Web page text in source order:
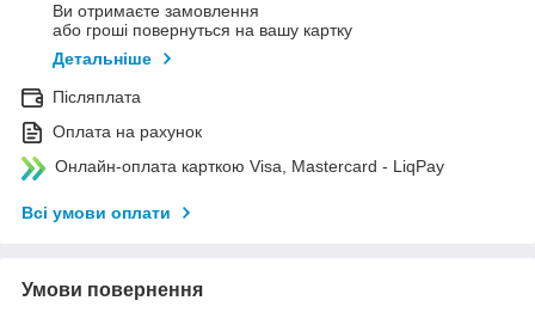
Ви отримаєте замовлення
або гроші повернуться на вашу картку
Детальніше
Післяплата
Оплата на рахунок
Онлайн-оплата карткою Visa, Mastercard - LiqPay
Всі умови оплати
Умови повернення